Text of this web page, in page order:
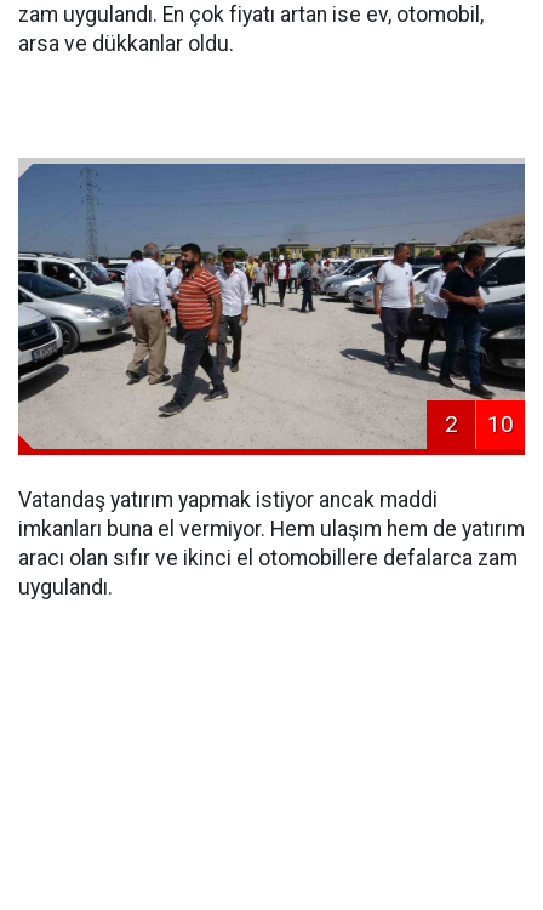
zam uygulandı. En çok fiyatı artan ise ev, otomobil,
arsa ve dükkanlar oldu.
2 10
Vatandaş yatırım yapmak istiyor ancak maddi
imkanları buna el vermiyor. Hem ulaşım hem de yatırım
aracı olan sıfır ve ikinci el otomobillere defalarca zam
uygulandı.